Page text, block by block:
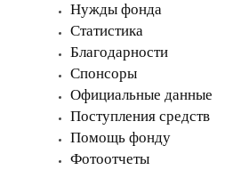
Нужды фонда
Статистика
Благодарности
Спонсоры
Официальные данные
Поступления средств
Помощь фонду
Фотоотчеты